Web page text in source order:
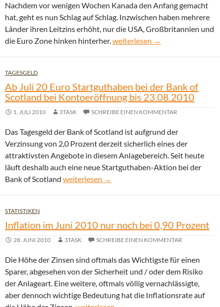
Nachdem vor wenigen Wochen Kanada den Anfang gemacht
hat, geht es nun Schlag auf Schlag. Inzwischen haben mehrere
Länder ihren Leitzins erhöht, nur die USA, Großbritannien und
die Euro Zone hinken hinterher.Schwedische Zentralbank
weiterlesen →
TAGESGELD
Ab Juli 20 Euro Startguthaben bei der Bank of
Scotland bei Kontoeröffnung bis 23.08.2010
1. JULI 2010 3TASK SCHREIBE EINEN KOMMENTAR
Das Tagesgeld der Bank of Scotland ist aufgrund der
Verzinsung von 2,0 Prozent derzeit sicherlich eines der
attraktivsten Angebote in diesem Anlagebereich. Seit heute
läuft deshalb auch eine neue Startguthaben-Aktion bei der
Bank of Scotland Ab Juli 20 Euro Startguthaben bei der Bank
weiterlesen →
STATISTIKEN
Inflation im Juni 2010 nur noch bei 0,90 Prozent
28. JUNI 2010 3TASK SCHREIBE EINEN KOMMENTAR
Die Höhe der Zinsen sind oftmals das Wichtigste für einen
Sparer, abgesehen von der Sicherheit und / oder dem Risiko
der Anlageart. Eine weitere, oftmals völlig vernachlässigte,
aber dennoch wichtige Bedeutung hat die Inflationsrate auf